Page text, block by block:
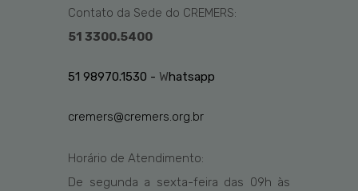
Contato da Sede do CREMERS:
51 3300.5400
51 98970.1530 - Whatsapp
cremers@cremers.org.br
Horário de Atendimento:
De segunda a sexta-feira das 09h às